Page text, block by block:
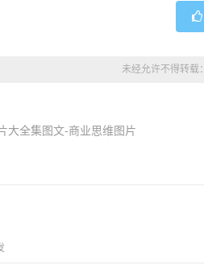
未经允许不得转载：
大全集图文-商业思维图片